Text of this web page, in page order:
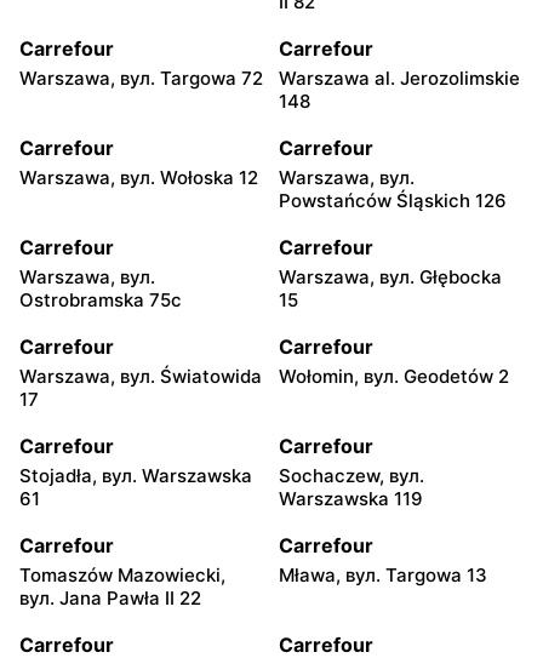
Carrefour
Warszawa, вул. Targowa 72
Carrefour
Warszawa al. Jerozolimskie
148
Carrefour
Warszawa, вул. Wołoska 12
Carrefour
Warszawa, вул.
Powstańców Śląskich 126
Carrefour
Warszawa, вул.
Ostrobramska 75c
Carrefour
Warszawa, вул. Głębocka
15
Carrefour
Warszawa, вул. Światowida
17
Carrefour
Wołomin, вул. Geodetów 2
Carrefour
Stojadła, вул. Warszawska
61
Carrefour
Sochaczew, вул.
Warszawska 119
Carrefour
Tomaszów Mazowiecki,
вул. Jana Pawła II 22
Carrefour
Mława, вул. Targowa 13
Carrefour Carrefour